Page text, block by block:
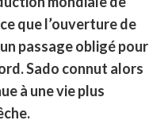
que l’ouverture de
passage obligé pour
Sado connut alors
à une vie plus